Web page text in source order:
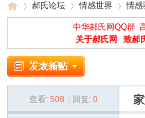
中 »
郝氏论坛
›
情感世界 情感
中华郝氏网QQ群
关于郝氏网
致郝
查看: 508 回复: 0